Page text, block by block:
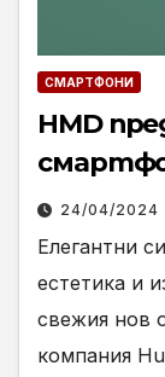
СМАРТФОНИ
HMD
24/04/2024
Елегантни
естетика и
свежия нов
компания